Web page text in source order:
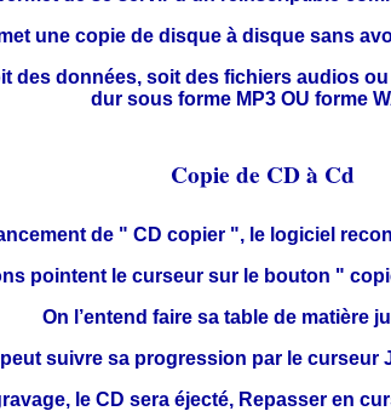
une copie de disque à disque sans
données, soit des fichiers audios
dur sous forme MP3 OU forme
Copie de CD à Cd
de " CD copier ", le logiciel
pointent le curseur sur le bouton "
On l’entend faire sa table de matière
suivre sa progression par le curseur
le CD sera éjecté, Repasser en